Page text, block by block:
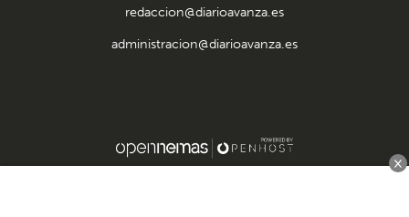
redaccion@diarioavanza.es
administracion@diarioavanza.es
×